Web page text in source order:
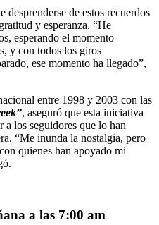
desprenderse de estos recuerdos
y esperanza. “He
esperando el momento
y con todos los giros
ese momento ha llegado”,
entre 1998 y 2003 con las
, aseguró que esta iniciativa
a los seguidores que lo han
“Me inunda la nostalgia, pero
quienes han apoyado mi
a las 7:00 am